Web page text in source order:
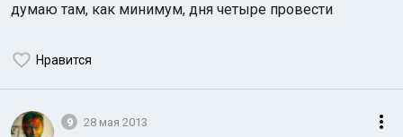
думаю там, как минимум, дня четыре провести
Нравится
9 28 мая 2013